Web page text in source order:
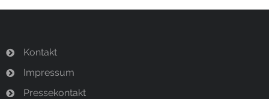
Kontakt
Impressum
Pressekontakt